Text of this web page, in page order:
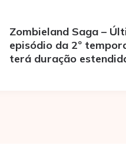
Zombieland Saga –
episódio da 2º
terá duração